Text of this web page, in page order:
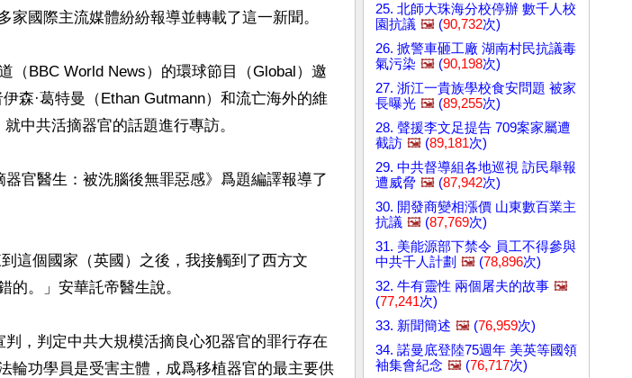
家國際主流媒體紛紛報導並轉載了這一新聞。
（BBC World News）的環球節目（Global）邀
森·葛特曼（Ethan Gutmann）和流亡海外的維
中共活摘器官的話題進行專訪。
官醫生：被洗腦後無罪惡感》爲題編譯報導了
這個國家（英國）之後，我接觸到了西方文
的。」安華託帝醫生說。
，判定中共大規模活摘良心犯器官的罪行存在
輪功學員是受害主體，成爲移植器官的最主要供
25. 北師大珠海分校停辦 數千人校
園抗議 🖼️ (90,732次)
26. 掀警車砸工廠 湖南村民抗議毒
氣污染 🖼️ (90,198次)
27. 浙江一貴族學校食安問題 被家
長曝光 🖼️ (89,255次)
28. 聲援李文足提告 709案家屬遭
截訪 🖼️ (89,181次)
29. 中共督導組各地巡視 訪民舉報
遭威脅 🖼️ (87,942次)
30. 開發商變相漲價 山東數百業主
抗議 🖼️ (87,769次)
31. 美能源部下禁令 員工不得參與
中共千人計劃 🖼️ (78,896次)
32. 牛有靈性 兩個屠夫的故事 🖼️
(77,241次)
33. 新聞簡述 🖼️ (76,959次)
34. 諾曼底登陸75週年 美英等國領
袖集會紀念 🖼️ (76,717次)